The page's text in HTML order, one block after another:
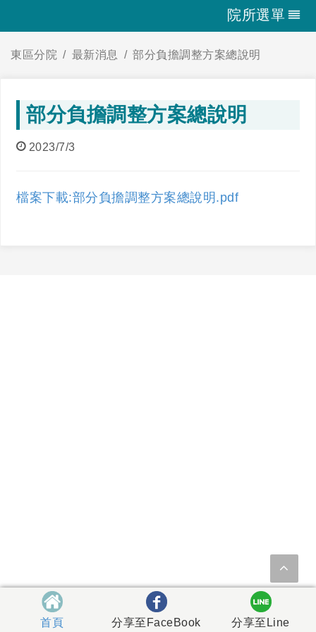
院所選單
東區分院 最新消息 部分負擔調整方案總說明
部分負擔調整方案總說明
2023/7/3
首頁 分享至FaceBook 分享至Line
檔案下載:部分負擔調整方案總說明.pdf